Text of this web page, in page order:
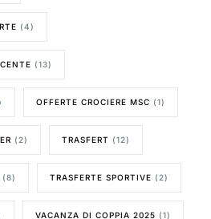
(4)
(13)
OFFERTE CROCIERE MSC (1)
(2) TRASFERT (12)
(8) TRASFERTE SPORTIVE (2)
VACANZA DI COPPIA 2025 (1)